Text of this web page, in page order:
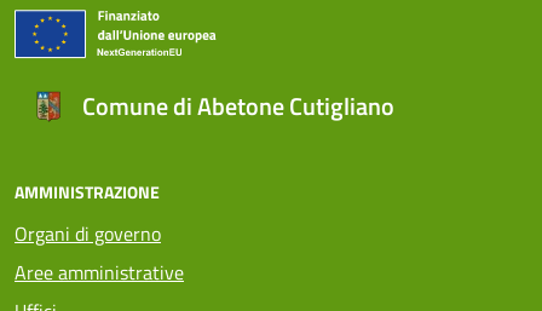
Comune di Abetone Cutigliano
AMMINISTRAZIONE
Organi di governo
Aree amministrative